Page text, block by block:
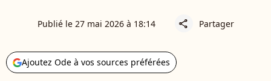
Publié le 27 mai 2026 à 18:14 share Partager
Ajoutez Ode à vos sources préférées